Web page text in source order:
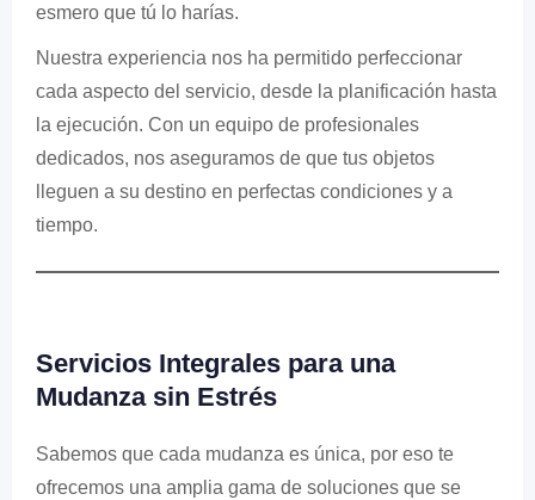
esmero que tú lo harías.
Nuestra experiencia nos ha permitido perfeccionar
cada aspecto del servicio, desde la planificación hasta
la ejecución. Con un equipo de profesionales
dedicados, nos aseguramos de que tus objetos
lleguen a su destino en perfectas condiciones y a
tiempo.
Servicios Integrales para una
Mudanza sin Estrés
Sabemos que cada mudanza es única, por eso te
ofrecemos una amplia gama de soluciones que se